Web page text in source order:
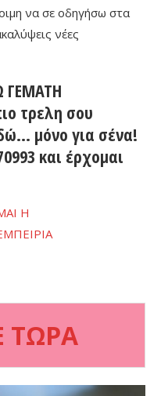
να σε οδηγήσω στα
νέες
ΓΕΜΑΤΗ
τρελη σου
μόνο για σένα!
και έρχομαι
ΤΩΡΑ